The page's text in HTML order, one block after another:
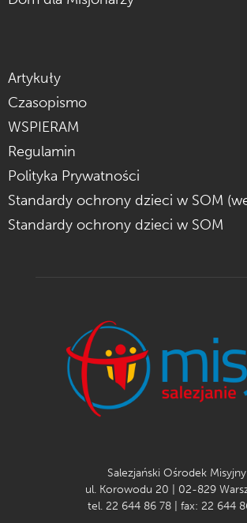
Artykuły
Czasopismo
WSPIERAM
Regulamin
Polityka Prywatności
Standardy ochrony dzieci w SOM
Standardy ochrony dzieci w SOM
Salezjański Ośrodek Misyjny
ul. Korowodu 20 | 02-829
tel. 22 644 86 78 | fax: 22 644